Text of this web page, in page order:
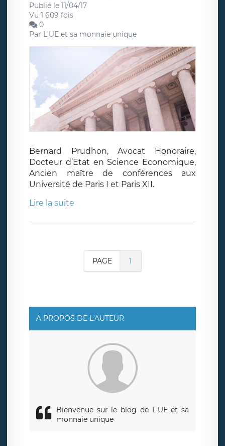
Publié le 11/04/17
Vu 1 609 fois
0
Par L'UE et sa monnaie unique
Bernard Prudhon, Avocat Honoraire,
Docteur d’Etat en Science Economique,
Ancien maître de conférences aux
Université de Paris I et Paris XII.
Lire la suite
PAGE 1
A PROPOS DE L'AUTEUR
Bienvenue sur le blog de L'UE et sa
monnaie unique